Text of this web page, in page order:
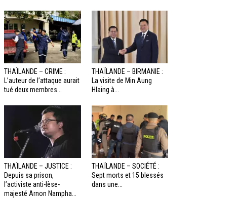
THAÏLANDE – CRIME :
L’auteur de l’attaque aurait
tué deux membres...
THAÏLANDE – BIRMANIE :
La visite de Min Aung
Hlaing à...
THAÏLANDE – JUSTICE :
Depuis sa prison,
l’activiste anti-lèse-
majesté Arnon Nampha...
THAÏLANDE – SOCIÉTÉ :
Sept morts et 15 blessés
dans une...